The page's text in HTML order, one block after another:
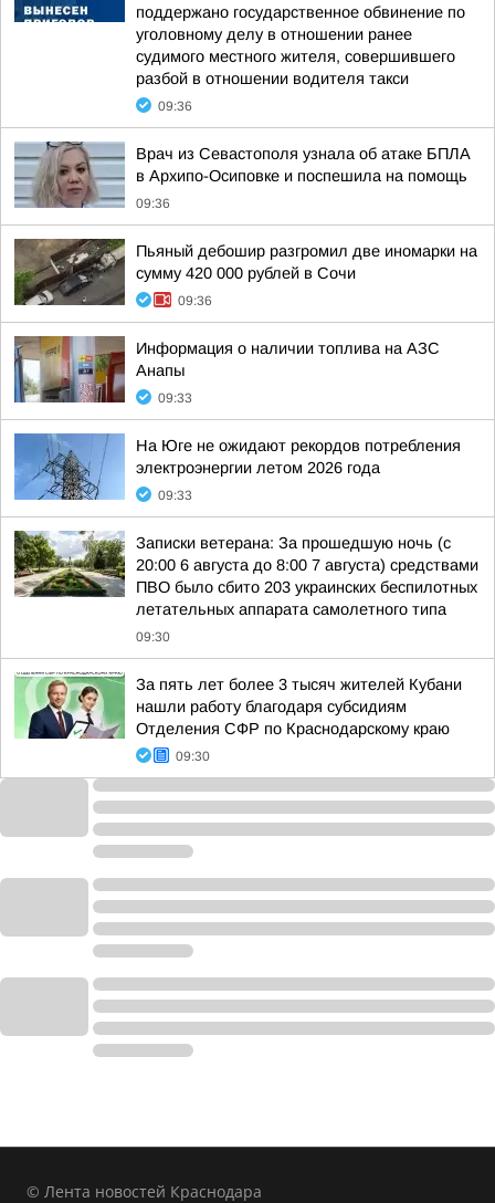
поддержано государственное обвинение по
уголовному делу в отношении ранее
судимого местного жителя, совершившего
разбой в отношении водителя такси
09:36
Врач из Севастополя узнала об атаке БПЛА
в Архипо-Осиповке и поспешила на помощь
09:36
Пьяный дебошир разгромил две иномарки на
сумму 420 000 рублей в Сочи
09:36
Информация о наличии топлива на АЗС
Анапы
09:33
На Юге не ожидают рекордов потребления
электроэнергии летом 2026 года
09:33
Записки ветерана: За прошедшую ночь (с
20:00 6 августа до 8:00 7 августа) средствами
ПВО было сбито 203 украинских беспилотных
летательных аппарата самолетного типа
09:30
За пять лет более 3 тысяч жителей Кубани
нашли работу благодаря субсидиям
Отделения СФР по Краснодарскому краю
09:30
© Лента новостей Краснодара